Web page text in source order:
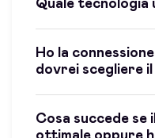
Quale tecnologia
Ho la
dovrei scegliere
Cosa succede se